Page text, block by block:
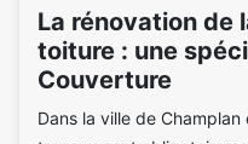
La rénovation de
toiture : une
Couverture
Dans la ville de